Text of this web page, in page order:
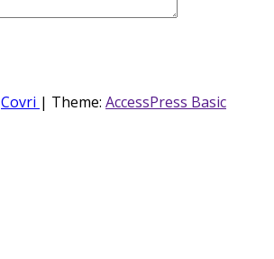
Covri | Theme: AccessPress Basic